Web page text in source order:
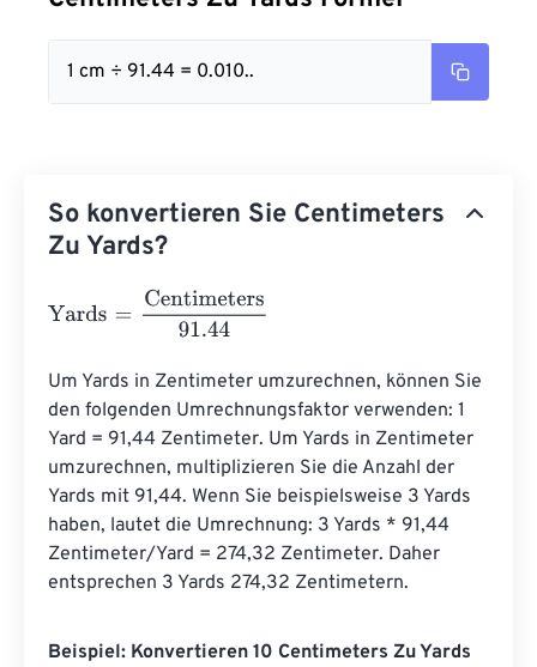
1 cm ÷ 91.44 = 0.010..
So konvertieren Sie Centimeters
Zu Yards?
Yards Centimeters91.44
Um Yards in Zentimeter umzurechnen, können Sie
den folgenden Umrechnungsfaktor verwenden: 1
Yard = 91,44 Zentimeter. Um Yards in Zentimeter
umzurechnen, multiplizieren Sie die Anzahl der
Yards mit 91,44. Wenn Sie beispielsweise 3 Yards
haben, lautet die Umrechnung: 3 Yards * 91,44
Zentimeter/Yard = 274,32 Zentimeter. Daher
entsprechen 3 Yards 274,32 Zentimetern.
Beispiel: Konvertieren 10 Centimeters Zu Yards